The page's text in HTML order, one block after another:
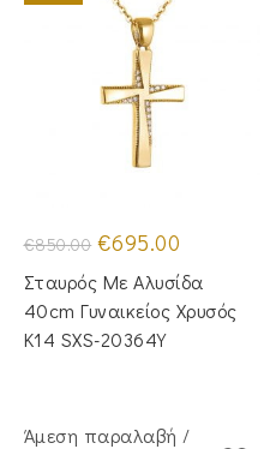
€850.00 Original
price
was:
€850.00.
€695.00
τιμή
είναι:
€695.00.
Σταυρός Με Αλυσίδα
40cm Γυναικείος Χρυσός
Κ14 SXS-20364Y
Άμεση παραλαβή /